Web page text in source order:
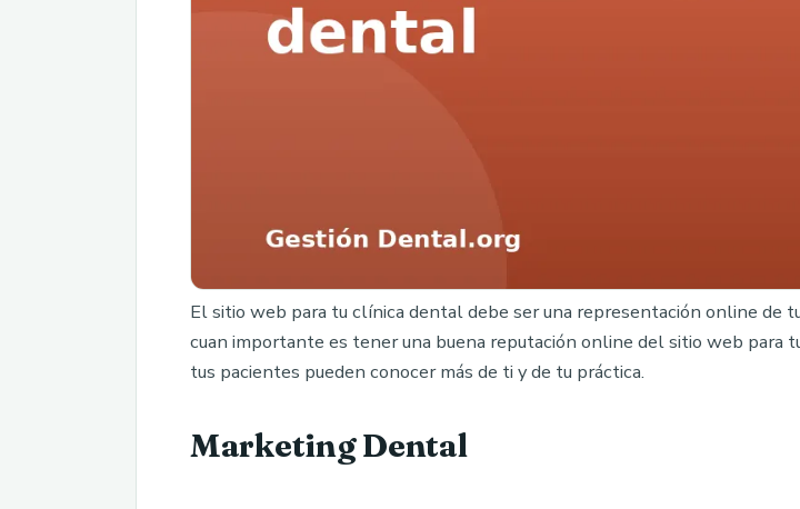
El sitio web para tu clínica dental debe ser una representación online de
cuan importante es tener una buena reputación online del sitio web para
tus pacientes pueden conocer más de ti y de tu práctica.
Marketing Dental